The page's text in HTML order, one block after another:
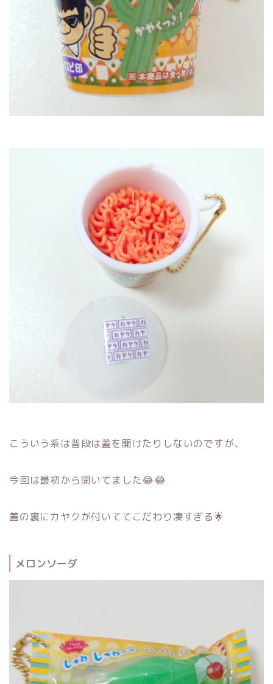
こういう系は普段は蓋を開けたりしないのですが、
今回は最初から開いてました😂😂
蓋の裏にカヤクが付いててこだわり凄すぎる🌟
メロンソーダ